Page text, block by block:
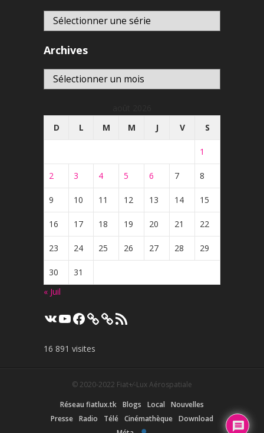
Archives
Archives
D
L M M J V S
1
2 3 4 5 6 7 8
9 10 11 12 13 14 15
16 17 18 19 20 21 22
23 24 25 26 27 28 29
30
31
« Juil
VK YouTube
Facebook Flux
RSS
16 891 visites
© 2020-2022 Fiat+⁄-Lux Aérospatiale
Réseau fiatlux.tk Blogs Local
Nouvelles
Presse Radio Télé Cinémathèque Download